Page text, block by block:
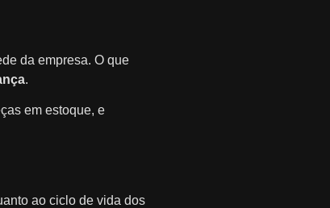
da empresa. O que
.
em estoque, e
ao ciclo de vida dos